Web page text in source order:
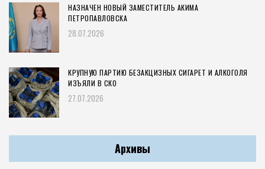
НАЗНАЧЕН НОВЫЙ ЗАМЕСТИТЕЛЬ АКИМА
ПЕТРОПАВЛОВСКА
28.07.2026
КРУПНУЮ ПАРТИЮ БЕЗАКЦИЗНЫХ СИГАРЕТ И АЛКОГОЛЯ
ИЗЪЯЛИ В СКО
27.07.2026
Архивы